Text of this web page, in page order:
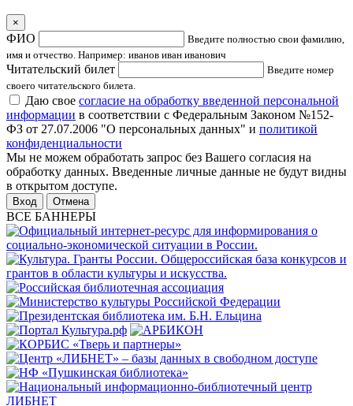
×
ФИО
Введите полностью свои фамилию,
имя и отчество. Например: иванов иван иванович
Читательский билет
Введите номер
своего читательского билета.
Даю свое согласие на обработку введенной персональной
информации в соответствии с Федеральным Законом №152-
ФЗ от 27.07.2006 "О персональных данных" и политикой
конфиденциальности
Мы не можем обработать запрос без Вашего согласия на
обработку данных. Введенные личные данные не будут видны
в открытом доступе.
Отмена
ВСЕ БАННЕРЫ